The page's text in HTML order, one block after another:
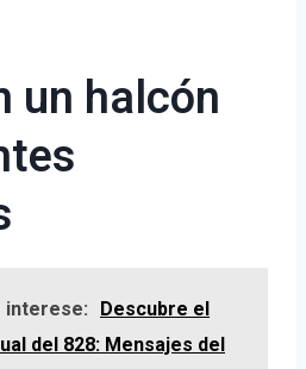
un halcón
interese:
Descubre el
del 828: Mensajes del